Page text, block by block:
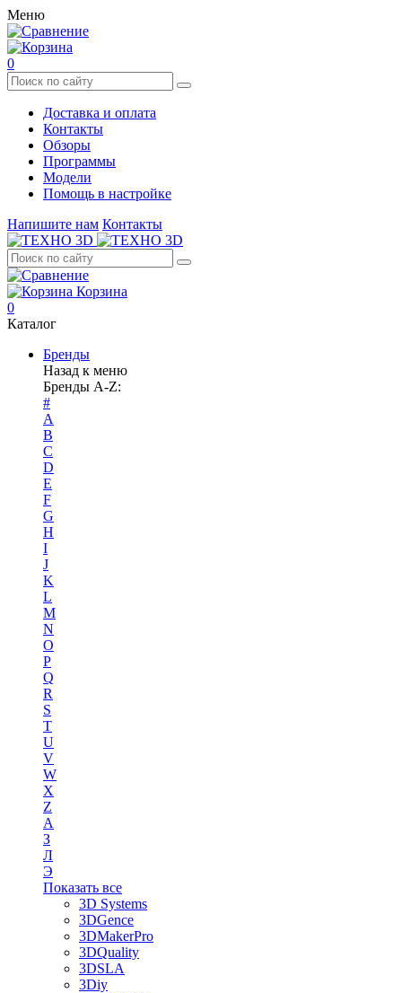
Меню
0
Доставка и оплата
Контакты
Обзоры
Программы
Модели
Помощь в настройке
Напишите нам Контакты
Корзина
0
Каталог
Бренды
Назад к меню
Бренды A-Z:
#
A
B
C
D
E
F
G
H
I
J
K
L
M
N
O
P
Q
R
S
T
U
V
W
X
Z
А
З
Л
Э
Показать все
3D Systems
3DGence
3DMakerPro
3DQuality
3DSLA
3Diy